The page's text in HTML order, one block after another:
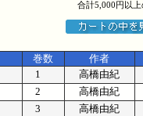
合計5,000円以
巻数
作者
1
高橋由紀
2
高橋由紀
3
高橋由紀